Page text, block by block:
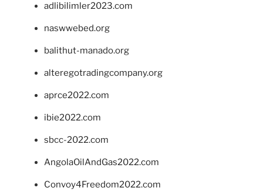
adlibilimler2023.com
naswwebed.org
balithut-manado.org
alteregotradingcompany.org
aprce2022.com
ibie2022.com
sbcc-2022.com
AngolaOilAndGas2022.com
Convoy4Freedom2022.com